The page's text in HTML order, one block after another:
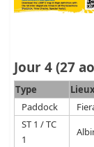
Jour 4 (27
Type Lieux
Paddock
ST 1 / TC
1